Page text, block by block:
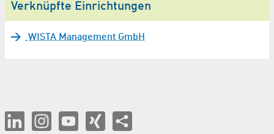
Verknüpfte Einrichtungen
WISTA Management GmbH